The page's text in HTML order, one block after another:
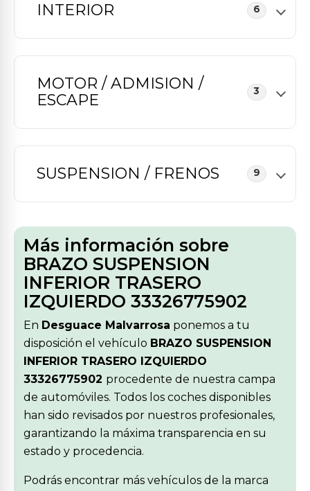
INTERIOR 6
MOTOR / ADMISION /
ESCAPE
3
SUSPENSION / FRENOS 9
Más información sobre
BRAZO SUSPENSION
INFERIOR TRASERO
IZQUIERDO 33326775902
En Desguace Malvarrosa ponemos a tu
disposición el vehículo BRAZO SUSPENSION
INFERIOR TRASERO IZQUIERDO
33326775902 procedente de nuestra campa
de automóviles. Todos los coches disponibles
han sido revisados por nuestros profesionales,
garantizando la máxima transparencia en su
estado y procedencia.
Podrás encontrar más vehículos de la marca